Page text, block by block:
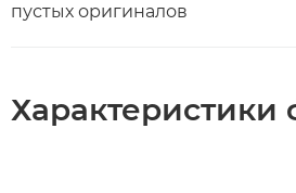
пустых оригиналов
Характеристики